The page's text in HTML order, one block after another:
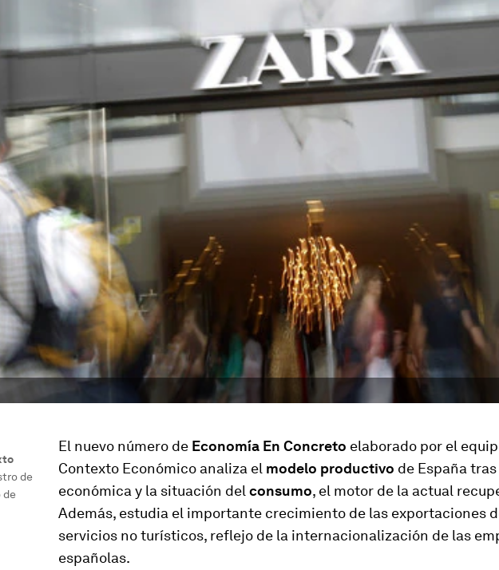
de
de
El nuevo número de Economía En Concreto elaborado por el
Contexto Económico analiza el modelo productivo de España
económica y la situación del consumo, el motor de la actual
Además, estudia el importante crecimiento de las exportaciones
servicios no turísticos, reflejo de la internacionalización de las
españolas.